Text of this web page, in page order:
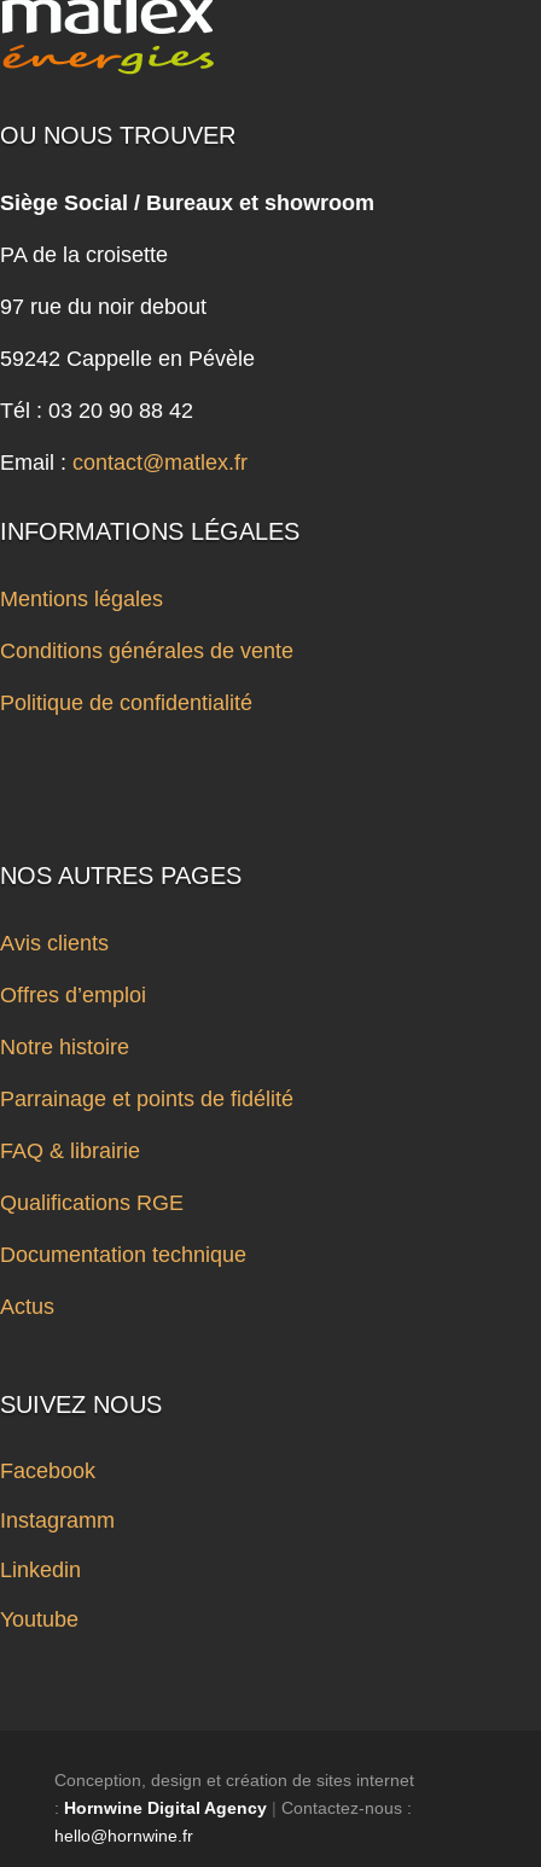
OU NOUS TROUVER
Siège Social / Bureaux et showroom
PA de la croisette
97 rue du noir debout
59242 Cappelle en Pévèle
Tél : 03 20 90 88 42
Email : contact@matlex.fr
INFORMATIONS LÉGALES
Mentions légales
Conditions générales de vente
Politique de confidentialité
NOS AUTRES PAGES
Avis clients
Offres d’emploi
Notre histoire
Parrainage et points de fidélité
FAQ & librairie
Qualifications RGE
Documentation technique
Actus
SUIVEZ NOUS
Facebook
Instagramm
Linkedin
Youtube
Conception, design et création de sites internet
: Hornwine Digital Agency | Contactez-nous :
hello@hornwine.fr